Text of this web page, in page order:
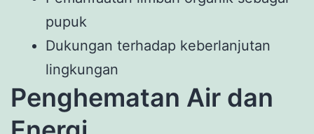
pupuk
Dukungan terhadap keberlanjutan
lingkungan
Penghematan Air dan